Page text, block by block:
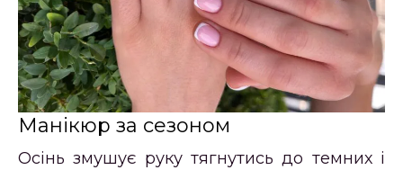
Манікюр за сезоном
Осінь змушує руку тягнутись до темних і